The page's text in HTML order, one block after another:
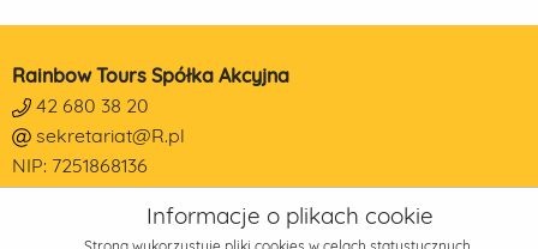
Rainbow Tours Spółka Akcyjna
42 680 38 20
sekretariat@R.pl
NIP: 7251868136
REGON: 473190014
KRS: 0000178650Informacje o plikach cookie